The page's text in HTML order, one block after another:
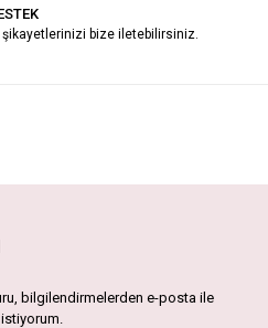
şikayetlerinizi bize iletebilirsiniz.
bilgilendirmelerden e-posta ile